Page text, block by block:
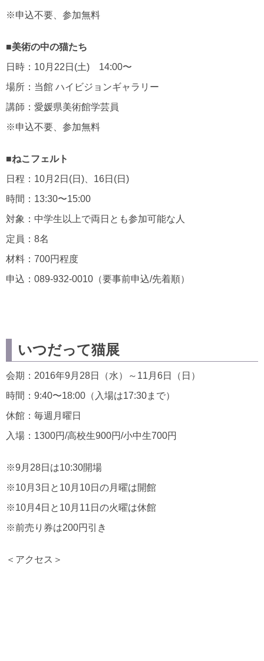
※申込不要、参加無料
■美術の中の猫たち
日時：10月22日(土) 14:00〜
場所：当館 ハイビジョンギャラリー
講師：愛媛県美術館学芸員
※申込不要、参加無料
■ねこフェルト
日程：10月2日(日)、16日(日)
時間：13:30〜15:00
対象：中学生以上で両日とも参加可能な人
定員：8名
材料：700円程度
申込：089-932-0010（要事前申込/先着順）
いつだって猫展
会期：2016年9月28日（水）～11月6日（日）
時間：9:40〜18:00（入場は17:30まで）
休館：毎週月曜日
入場：1300円/高校生900円/小中生700円
※9月28日は10:30開場
※10月3日と10月10日の月曜は開館
※10月4日と10月11日の火曜は休館
※前売り券は200円引き
＜アクセス＞